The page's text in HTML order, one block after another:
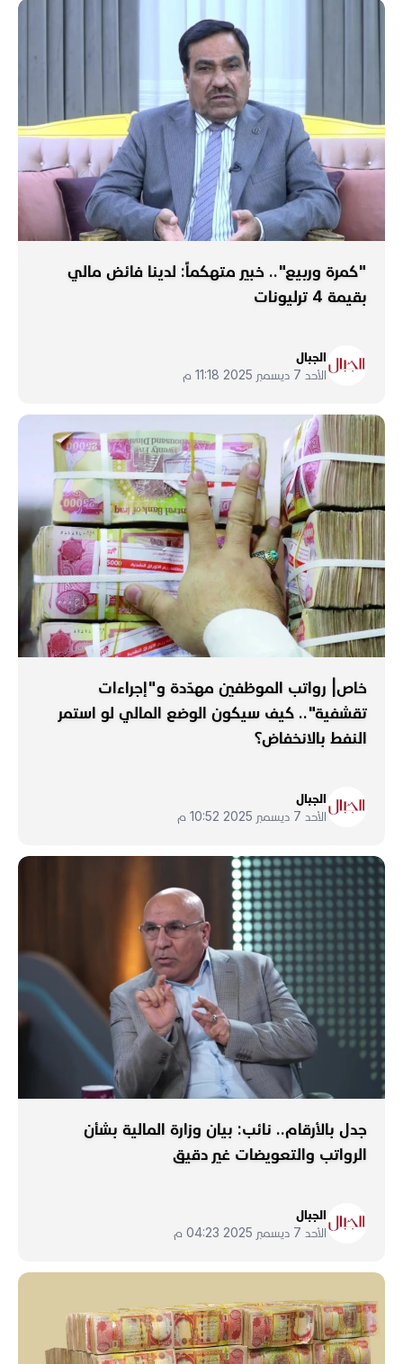
"كمرة وربيع".. خبير متهكماً: لدينا فائض مالي
بقيمة 4 ترليونات
الجبال
الأحد 7 ديسمبر 2025 11:18 م
خاص| رواتب الموظفين مهدّدة و"إجراءات
تقشفية".. كيف سيكون الوضع المالي لو استمر
النفط بالانخفاض؟
الجبال
الأحد 7 ديسمبر 2025 10:52 م
جدل بالأرقام.. نائب: بيان وزارة المالية بشأن
الرواتب والتعويضات غير دقيق
الجبال
الأحد 7 ديسمبر 2025 04:23 م